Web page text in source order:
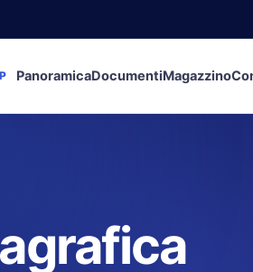
PanoramicaDocumentiMagazzino